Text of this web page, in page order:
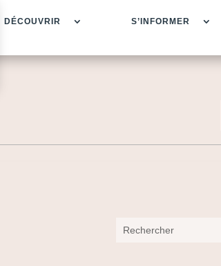
DÉCOUVRIR S’INFORMER